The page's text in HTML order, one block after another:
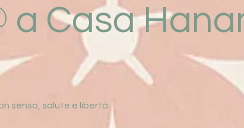
a Casa
senso, salute e libertà.